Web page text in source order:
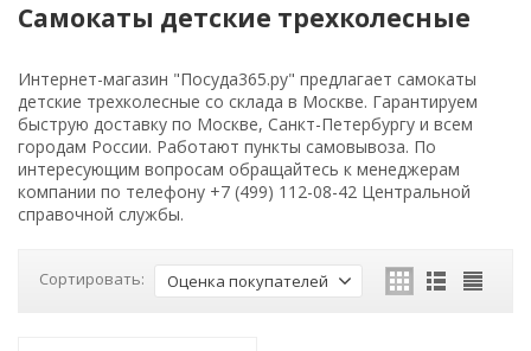
Самокаты детские трехколесные
Интернет-магазин "Посуда365.ру" предлагает самокаты
детские трехколесные со склада в Москве. Гарантируем
быструю доставку по Москве, Санкт-Петербургу и всем
городам России. Работают пункты самовывоза. По
интересующим вопросам обращайтесь к менеджерам
компании по телефону +7 (499) 112-08-42 Центральной
справочной службы.
Сортировать: Оценка покупателей